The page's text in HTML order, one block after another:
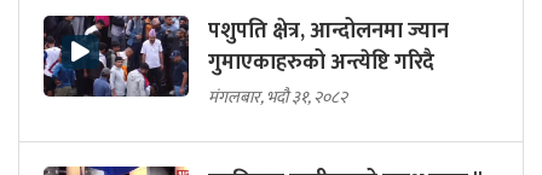
पशुपति क्षेत्र, आन्दोलनमा ज्यान
गुमाएकाहरुको अन्त्येष्टि गरिदै
मंगलबार, भदौ ३१, २०८२